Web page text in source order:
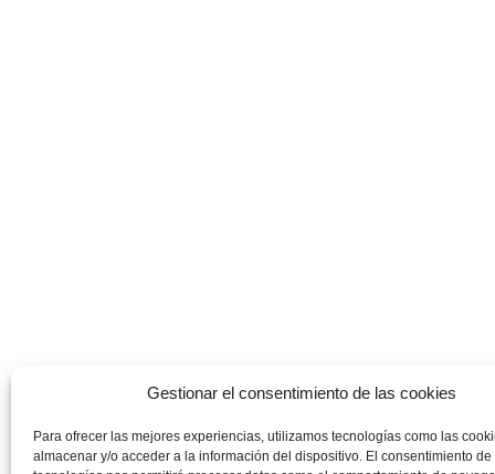
Gestionar el consentimiento de las cookies
Para ofrecer las mejores experiencias, utilizamos tecnologías como las
almacenar y/o acceder a la información del dispositivo. El consentimiento de